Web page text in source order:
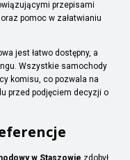
przepisami
pomoc w załatwianiu
jest łatwo dostępny, a
Wszystkie samochody
komisu, co pozwala na
przed podjęciem decyzji o
w Staszowie zdobył